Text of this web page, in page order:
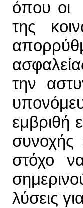
όπου οι
της
την
εμβριθή
συνοχής
στόχο
λύσεις